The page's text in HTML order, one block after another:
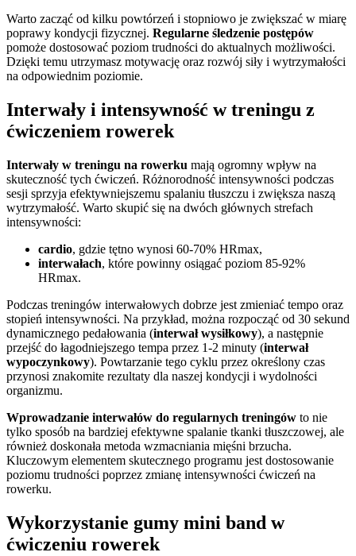
Warto zacząć od kilku powtórzeń i stopniowo je zwiększać w miarę
poprawy kondycji fizycznej. Regularne śledzenie postępów
pomoże dostosować poziom trudności do aktualnych możliwości.
Dzięki temu utrzymasz motywację oraz rozwój siły i wytrzymałości
na odpowiednim poziomie.
Interwały i intensywność w treningu z
ćwiczeniem rowerek
Interwały w treningu na rowerku mają ogromny wpływ na
skuteczność tych ćwiczeń. Różnorodność intensywności podczas
sesji sprzyja efektywniejszemu spalaniu tłuszczu i zwiększa naszą
wytrzymałość. Warto skupić się na dwóch głównych strefach
intensywności:
cardio, gdzie tętno wynosi 60-70% HRmax,
interwałach, które powinny osiągać poziom 85-92%
HRmax.
Podczas treningów interwałowych dobrze jest zmieniać tempo oraz
stopień intensywności. Na przykład, można rozpocząć od 30 sekund
dynamicznego pedałowania (interwał wysiłkowy), a następnie
przejść do łagodniejszego tempa przez 1-2 minuty (interwał
wypoczynkowy). Powtarzanie tego cyklu przez określony czas
przynosi znakomite rezultaty dla naszej kondycji i wydolności
organizmu.
Wprowadzanie interwałów do regularnych treningów to nie
tylko sposób na bardziej efektywne spalanie tkanki tłuszczowej, ale
również doskonała metoda wzmacniania mięśni brzucha.
Kluczowym elementem skutecznego programu jest dostosowanie
poziomu trudności poprzez zmianę intensywności ćwiczeń na
rowerku.
Wykorzystanie gumy mini band w
ćwiczeniu rowerek